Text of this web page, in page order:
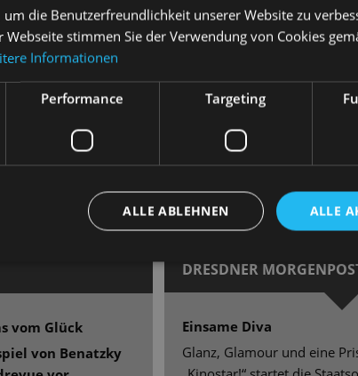
Wendorf), die verlassene
Kalaitzi) und das
aufbäumenden Schluss
begeistert. Er zaubert mit
Axel Swift, ist ein
gesanglich
der
Darsteller in
Chorgesang
und witzig
die man sich
DRESDNER
Einsame Diva
Glanz, Glamour und eine
vom Glück
von Benatzky
die Benutzerfreundlichkeit unserer Website zu
stimmen Sie der Verwendung von Cookies
Informationen
Performance Targeting
ALLE
ALLE ABLEHNEN